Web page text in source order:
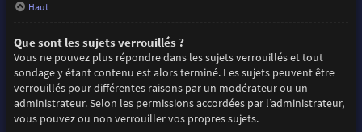
Haut
Que sont les sujets verrouillés ?
Vous ne pouvez plus répondre dans les sujets verrouillés et tout
sondage y étant contenu est alors terminé. Les sujets peuvent être
verrouillés pour différentes raisons par un modérateur ou un
administrateur. Selon les permissions accordées par l’administrateur,
vous pouvez ou non verrouiller vos propres sujets.